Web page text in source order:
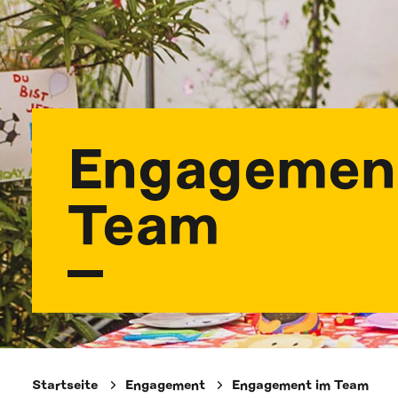
Team
Startseite Engagement Engagement im Team